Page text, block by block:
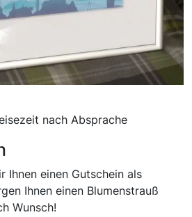
nach Absprache
Ihnen einen Gutschein als
Ihnen einen Blumenstrauß
Wunsch!